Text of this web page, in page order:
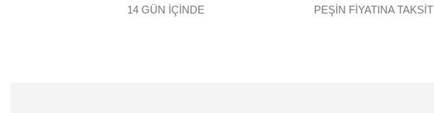
14 GÜN İÇİNDE PEŞİN FİYATINA TAKSİT